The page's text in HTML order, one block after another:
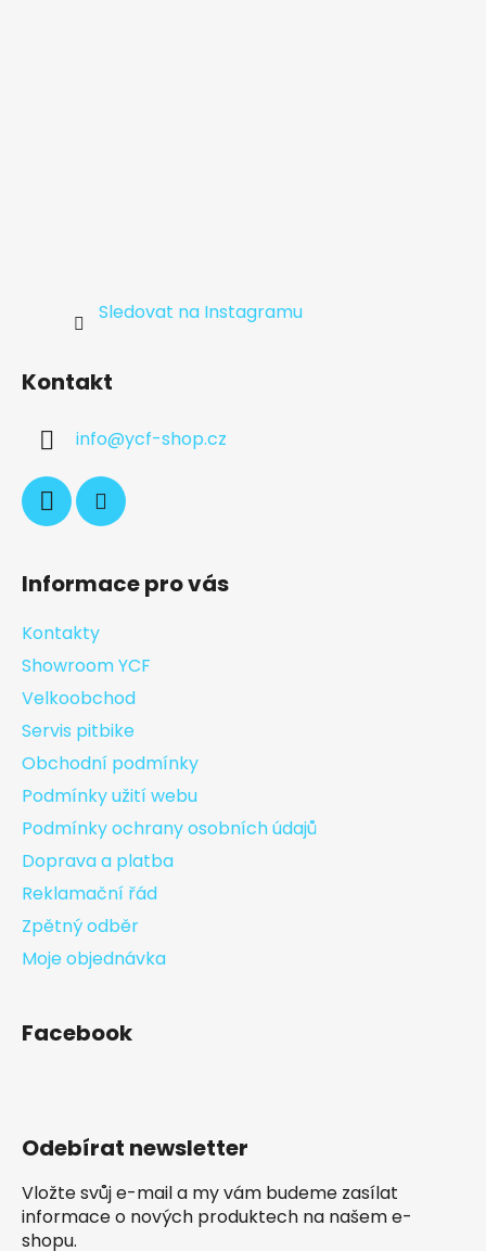
Sledovat na Instagramu
Kontakt
info@ycf-shop.cz
Informace pro vás
Kontakty
Showroom YCF
Velkoobchod
Servis pitbike
Obchodní podmínky
Podmínky užití webu
Podmínky ochrany osobních údajů
Doprava a platba
Reklamační řád
Zpětný odběr
Moje objednávka
Facebook
Odebírat newsletter
Vložte svůj e-mail a my vám budeme zasílat
informace o nových produktech na našem e-
shopu.